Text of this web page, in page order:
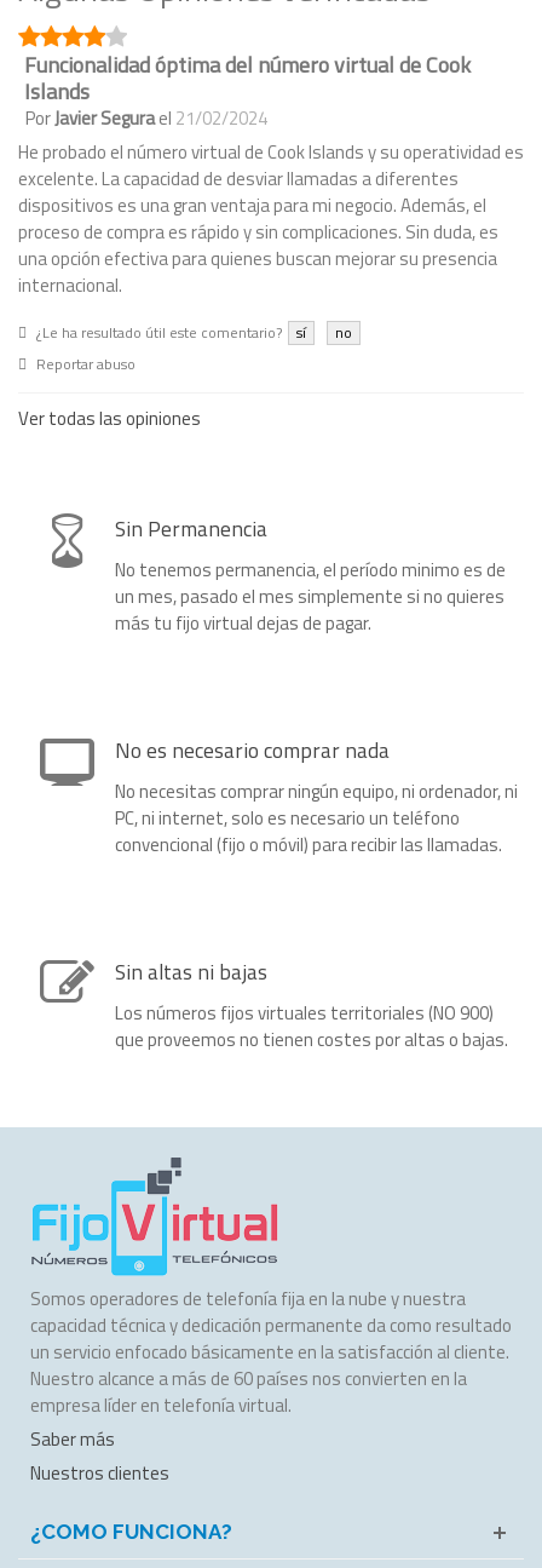
Funcionalidad óptima del número virtual de Cook
Islands
PorJavier Segurael 21/02/2024
He probado el número virtual de Cook Islands y su operatividad es
excelente. La capacidad de desviar llamadas a diferentes
dispositivos es una gran ventaja para mi negocio. Además, el
proceso de compra es rápido y sin complicaciones. Sin duda, es
una opción efectiva para quienes buscan mejorar su presencia
internacional.
¿Le ha resultado útil este comentario? sí
no
Reportar abuso
Ver todas las opiniones
Sin Permanencia
No tenemos permanencia, el período minimo es de
un mes, pasado el mes simplemente si no quieres
más tu fijo virtual dejas de pagar.
No es necesario comprar nada
No necesitas comprar ningún equipo, ni ordenador, ni
PC, ni internet, solo es necesario un teléfono
convencional (fijo o móvil) para recibir las llamadas.
Sin altas ni bajas
Los números fijos virtuales territoriales (NO 900)
que proveemos no tienen costes por altas o bajas.
Somos operadores de telefonía fija en la nube y nuestra
capacidad técnica y dedicación permanente da como resultado
un servicio enfocado básicamente en la satisfacción al cliente.
Nuestro alcance a más de 60 países nos convierten en la
empresa líder en telefonía virtual.
Saber más
Nuestros clientes
¿COMO FUNCIONA?